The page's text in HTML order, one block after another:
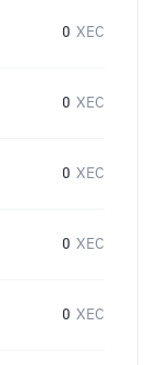
0 XEC
0 XEC
0 XEC
0 XEC
0 XEC